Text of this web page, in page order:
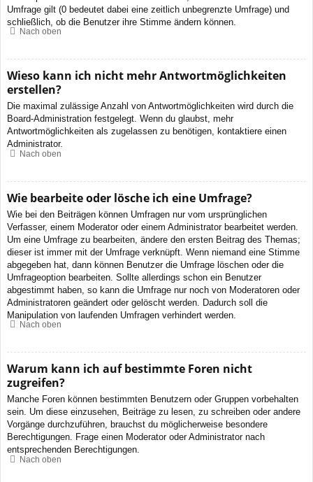
Umfrage gilt (0 bedeutet dabei eine zeitlich unbegrenzte Umfrage) und
schließlich, ob die Benutzer ihre Stimme ändern können.
Nach oben
Wieso kann ich nicht mehr Antwortmöglichkeiten
erstellen?
Die maximal zulässige Anzahl von Antwortmöglichkeiten wird durch die
Board-Administration festgelegt. Wenn du glaubst, mehr
Antwortmöglichkeiten als zugelassen zu benötigen, kontaktiere einen
Administrator.
Nach oben
Wie bearbeite oder lösche ich eine Umfrage?
Wie bei den Beiträgen können Umfragen nur vom ursprünglichen
Verfasser, einem Moderator oder einem Administrator bearbeitet werden.
Um eine Umfrage zu bearbeiten, ändere den ersten Beitrag des Themas;
dieser ist immer mit der Umfrage verknüpft. Wenn niemand eine Stimme
abgegeben hat, dann können Benutzer die Umfrage löschen oder die
Umfrageoption bearbeiten. Sollte allerdings schon ein Benutzer
abgestimmt haben, so kann die Umfrage nur noch von Moderatoren oder
Administratoren geändert oder gelöscht werden. Dadurch soll die
Manipulation von laufenden Umfragen verhindert werden.
Nach oben
Warum kann ich auf bestimmte Foren nicht
zugreifen?
Manche Foren können bestimmten Benutzern oder Gruppen vorbehalten
sein. Um diese einzusehen, Beiträge zu lesen, zu schreiben oder andere
Vorgänge durchzuführen, brauchst du möglicherweise besondere
Berechtigungen. Frage einen Moderator oder Administrator nach
entsprechenden Berechtigungen.
Nach oben